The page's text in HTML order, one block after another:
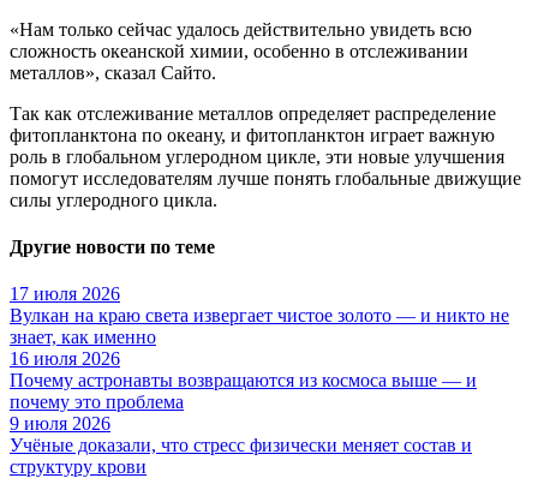
«Нам только сейчас удалось действительно увидеть всю
сложность океанской химии, особенно в отслеживании
металлов», сказал Сайто.
Так как отслеживание металлов определяет распределение
фитопланктона по океану, и фитопланктон играет важную
роль в глобальном углеродном цикле, эти новые улучшения
помогут исследователям лучше понять глобальные движущие
силы углеродного цикла.
Другие новости по теме
17 июля 2026
Вулкан на краю света извергает чистое золото — и никто не
знает, как именно
16 июля 2026
Почему астронавты возвращаются из космоса выше — и
почему это проблема
9 июля 2026
Учёные доказали, что стресс физически меняет состав и
структуру крови